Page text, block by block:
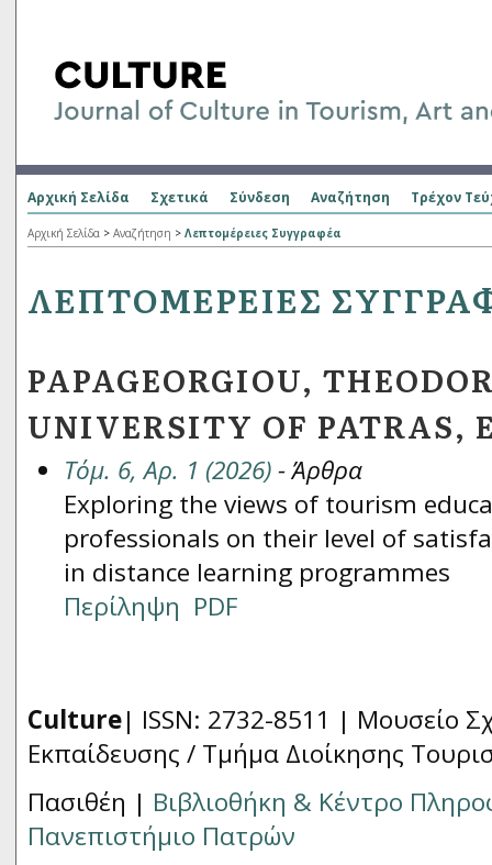
Αρχική Σελίδα Σχετικά Σύνδεση Αναζήτηση Τρέχον
Αρχική Σελίδα > Αναζήτηση > Λεπτομέρειες Συγγραφέα
ΛΕΠΤΟΜΈΡΕΙΕΣ
PAPAGEORGIOU,
UNIVERSITY OF
Τόμ. 6, Αρ. 1 (2026)- Άρθρα
Exploring the views of tourism
professionals on their level of
in distance learning programmes
Περίληψη PDF
Culture| ISSN: 2732-8511 | Μουσείο
Εκπαίδευσης / Τμήμα Διοίκησης
Πασιθέη | Βιβλιοθήκη & Κέντρο
Πανεπιστήμιο Πατρών